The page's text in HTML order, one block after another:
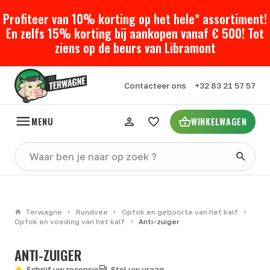
Profiteer van 10% korting op het hele* assortiment!
En zelfs 15% korting bij aankopen vanaf € 500! Tot
ziens op de beurs van Libramont
Contacteer ons +32 83 21 57 57
MENU WINKELWAGEN
Terwagne Rundvee
Opfok en geboorte van het kalf
Opfok en voeding van het kalf
Anti-zuiger
ANTI-ZUIGER